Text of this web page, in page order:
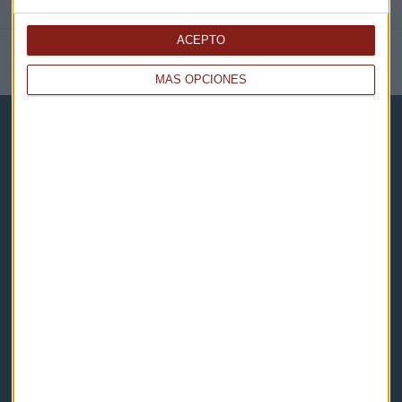
MÁS OPCIONES
ACEPTO
NOTICIAS RELACIONADAS